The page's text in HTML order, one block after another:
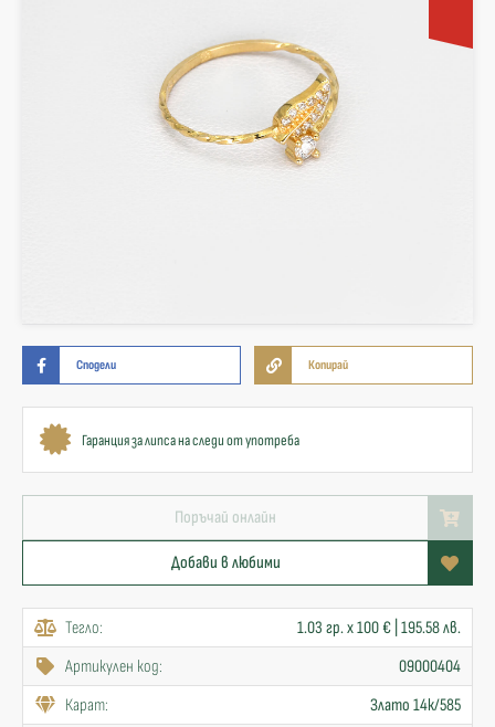
Сподели Копирай
Гаранция за липса на следи от употреба
Поръчай онлайн
Добави в любими
Тегло:
1.03 гр. x 100 € | 195.58 лв.
Артикулен код:
09000404
Карат:
Злато 14к/585